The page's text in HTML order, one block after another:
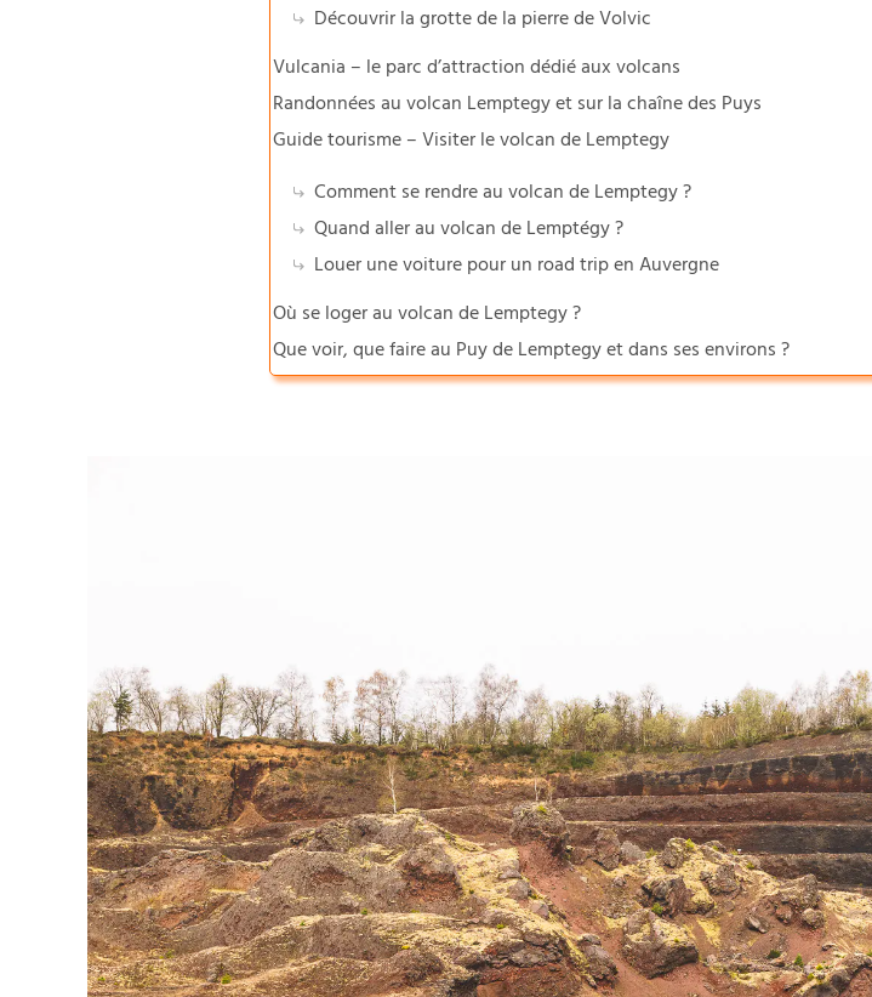
Découvrir la grotte de la pierre de Volvic
Vulcania – le parc d’attraction dédié aux volcans
Randonnées au volcan Lemptegy et sur la chaîne des Puys
Guide tourisme – Visiter le volcan de Lemptegy
Comment se rendre au volcan de Lemptegy ?
Quand aller au volcan de Lemptégy ?
Louer une voiture pour un road trip en Auvergne
Où se loger au volcan de Lemptegy ?
Que voir, que faire au Puy de Lemptegy et dans ses environs ?